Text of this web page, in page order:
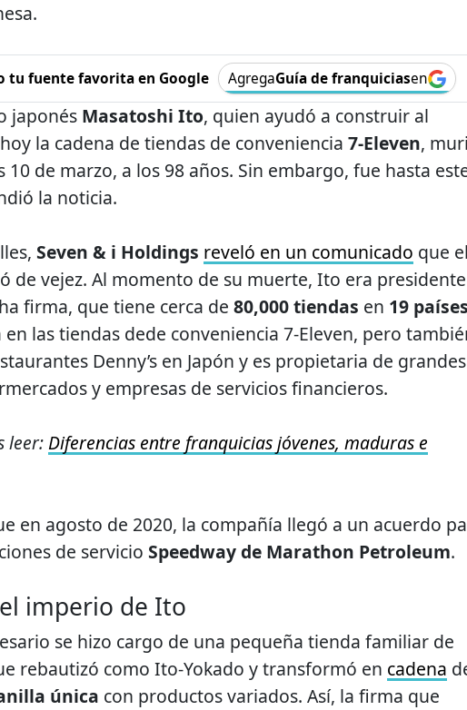
tu fuente favorita en Google AgregaGuía de franquiciasen
japonés Masatoshi Ito, quien ayudó a construir al
la cadena de tiendas de conveniencia 7-Eleven,
10 de marzo, a los 98 años. Sin embargo, fue hasta
la noticia.
Seven & i Holdings reveló en un comunicado que
de vejez. Al momento de su muerte, Ito era presidente
firma, que tiene cerca de 80,000 tiendas en 19
las tiendas dede conveniencia 7-Eleven, pero
Denny’s en Japón y es propietaria de grandes
y empresas de servicios financieros.
leer:Diferencias entre franquicias jóvenes, maduras e
en agosto de 2020, la compañía llegó a un acuerdo
de servicio Speedway de Marathon Petroleum.
imperio de Ito
se hizo cargo de una pequeña tienda familiar de
rebautizó como Ito-Yokado y transformó en cadena
única con productos variados. Así, la firma que